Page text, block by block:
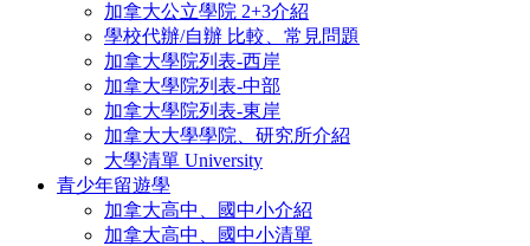
加拿大公立學院 2+3介紹
學校代辦/自辦 比較、常見問題
加拿大學院列表-西岸
加拿大學院列表-中部
加拿大學院列表-東岸
加拿大大學學院、研究所介紹
大學清單 University
青少年留遊學
加拿大高中、國中小介紹
加拿大高中、國中小清單